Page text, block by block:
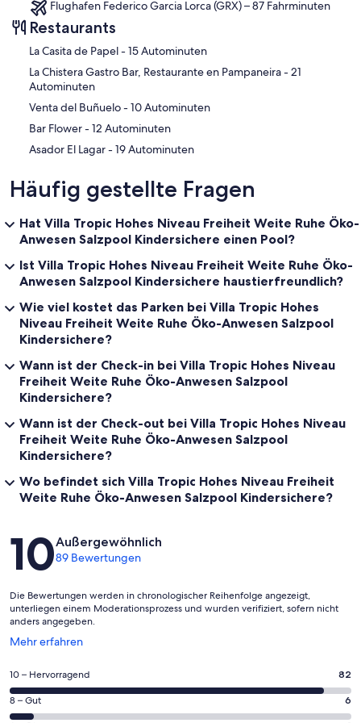
bietet diese Region eine unendliche Vielfalt an Möglichkeiten,
Aktivitäten und Urlaubsgestaltungen. Die mediterrane Umgebung -
teils fruchtbare Kulturlandschaft, teils wilde Natur - zwischen
Sonnenküste und Hochgebirge, hat ihren eigenen Charakter und
ihre eigene Kultur. Sie ist im Winter und auch im Hochsommer
durchweg grün und ein idealer Ort, um Andalusien fern vom
Touristenrummel hautnah kennen zu lernen.
Für den Naturfreund ergeben sich unerschöpfliche Möglichkeiten.
Unzählige Wanderrouten führen durch Oliven - und Orangenhaine,
Quell-Lagunen und schneebedeckten Gipfeln.
Die nahe Küste bietet neben lebendigen Küstenorten auch viele
kleine und versteckte Buchten. An manchen gibt es nur ein kleines
Fischrestaurant, an anderen nur Sand oder Fels und einige kann
man gar nur zu Fuß erreichen.
Diese Region bietet über das ganze Jahr – auch im tiefsten Winter -
die Möglichkeit der Erholung und vieler verschiedenster
Unternehmungen sowie ein vielseitiges gastronomisches Angebot.
Denn zu jeder Jahreszeit lebt die Region in vollen Zügen und
den Stränden sind durchweg das ganze Jahr über geöffnet.
Die malerische Studentenstadt Granada ist nur 50 Km entfernt und
den unzähligen Sehenswürdigkeiten ihrer maurischen Geschichte
und ihres Weltkulturerbes alles, was eine vitale historische
Metropole nur bieten kann.
Die Alhambra ist die größte und am besten erhaltene maurische
Palast - und Festungsanlage in Europa.
Für Fragen und jegliche Art von Hilfe stehen wir Ihnen über den
ganzen Tag zur Verfügung.
fasziniert von der Gegend und Ihrem Charme, können wir viele
persönliche Tipps und Vorschläge anbieten.
Für Angebote von Öko-Outdoor-Aktivitäten auf Wasser, Meer und
punkt es".
Wir vermitteln auch gerne die Autovermietung vom Flughafen
Málaga mit unserem Partner, einem sehr effizienten Unternehmen
Flughafen Federico Garcia Lorca (GRX) – 87 Fahrminuten
Restaurants
‪La Casita de Papel - ‬15 Autominuten
‪La Chistera Gastro Bar, Restaurante en Pampaneira - ‬21
Autominuten
‪Venta del Buñuelo - ‬10 Autominuten
‪Bar Flower - ‬12 Autominuten
‪Asador El Lagar - ‬19 Autominuten
Häufig gestellte Fragen
Hat Villa Tropic Hohes Niveau Freiheit Weite Ruhe Öko-
Anwesen Salzpool Kindersichere einen Pool?
Ist Villa Tropic Hohes Niveau Freiheit Weite Ruhe Öko-
Anwesen Salzpool Kindersichere haustierfreundlich?
Wie viel kostet das Parken bei Villa Tropic Hohes
Niveau Freiheit Weite Ruhe Öko-Anwesen Salzpool
Kindersichere?
Wann ist der Check-in bei Villa Tropic Hohes Niveau
Freiheit Weite Ruhe Öko-Anwesen Salzpool
Kindersichere?
Wann ist der Check-out bei Villa Tropic Hohes Niveau
Freiheit Weite Ruhe Öko-Anwesen Salzpool
Kindersichere?
Wo befindet sich Villa Tropic Hohes Niveau Freiheit
Weite Ruhe Öko-Anwesen Salzpool Kindersichere?
Bewertungen
10Außergewöhnlich
89 Bewertungen
Die Bewertungen werden in chronologischer Reihenfolge angezeigt,
unterliegen einem Moderationsprozess und wurden verifiziert, sofern nicht
anders angegeben.
Mehr erfahren
Wird
einem
neuen
Fenster
geöffnet
82
von
insgesamt
10 – Hervorragend 82
6
von
8 – Gut 6